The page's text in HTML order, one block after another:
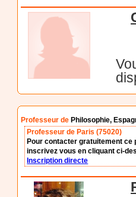
Professeur dePhilosophie,
Professeur de Paris (75020)
Pour contacter gratuitement ce
inscrivez vous en cliquant ci-
Inscription directe